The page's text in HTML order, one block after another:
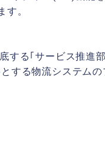
。
する｢サービス推進
する物流システム